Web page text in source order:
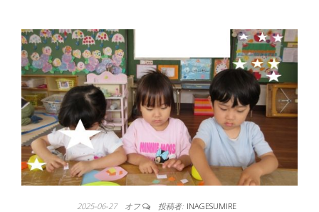
2025-06-27 オフ 投稿者: INAGESUMIRE